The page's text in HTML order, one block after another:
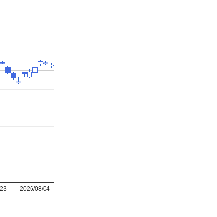
2026/08/04